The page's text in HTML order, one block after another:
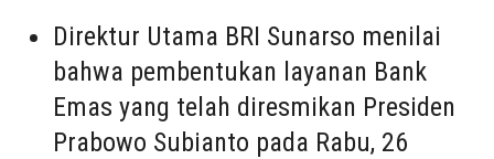
Direktur Utama BRI Sunarso menilai
bahwa pembentukan layanan Bank
Emas yang telah diresmikan Presiden
Prabowo Subianto pada Rabu, 26